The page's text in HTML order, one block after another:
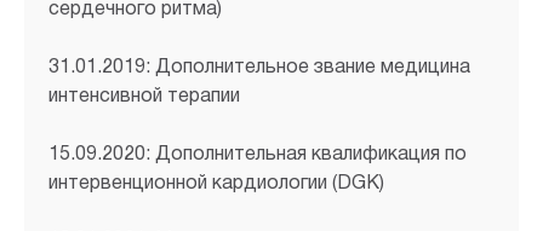
сердечного ритма)
31.01.2019: Дополнительное звание медицина
интенсивной терапии
15.09.2020: Дополнительная квалификация по
интервенционной кардиологии (DGK)